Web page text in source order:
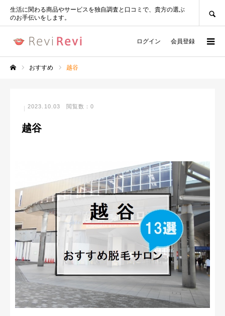
生活に関わる商品やサービスを独自調査と口コミで、貴方の選ぶ
のお手伝いをします。
ログイン 会員登録
おすすめ 越谷
2023.10.03 閲覧数：0
越谷